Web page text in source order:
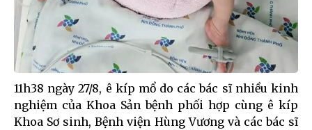
11h38 ngày 27/8, ê kíp mổ do các bác sĩ nhiều kinh
nghiệm của Khoa Sản bệnh phối hợp cùng ê kíp
Khoa Sơ sinh, Bệnh viện Hùng Vương và các bác sĩ